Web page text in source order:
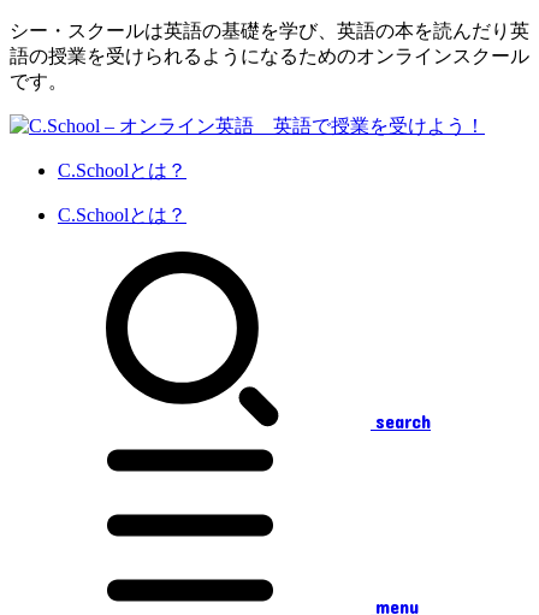
シー・スクールは英語の基礎を学び、英語の本を読んだり英
語の授業を受けられるようになるためのオンラインスクール
です。
C.Schoolとは？
C.Schoolとは？
search
menu